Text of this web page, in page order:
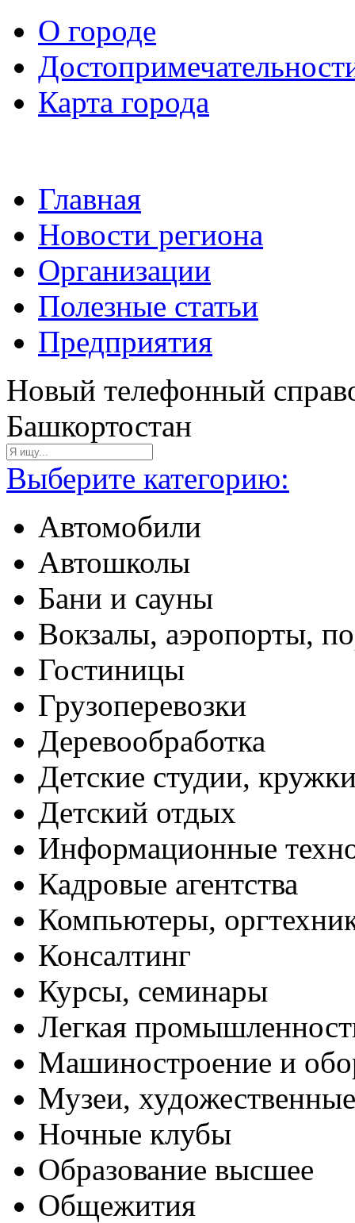
О городе
Карта города
Главная
Новости региона
Организации
Полезные статьи
Предприятия
Новый телефонный
Башкортостан
Выберите категорию:
Автомобили
Автошколы
Бани и сауны
Вокзалы, аэропорты,
Гостиницы
Грузоперевозки
Деревообработка
Детские студии,
Детский отдых
Информационные
Кадровые агентства
Компьютеры,
Консалтинг
Курсы, семинары
Легкая
Машиностроение и
Музеи,
Ночные клубы
Образование высшее
Общежития